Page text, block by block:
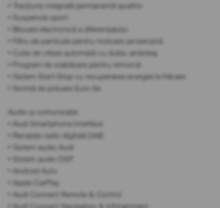
• Tracțiune integrală permanentă quattro
• Suspensie sport
• Blocare electronică a diferențialului
• Filtru de particule pentru motoare pe benzină
• Cutie de viteze automată cu dublu ambreiaj
• Program de stabilizare pentru remorcă
• Sistem Start-Stop cu recuperarea energiei la frânare
• Normă de poluare Euro 6e
Audio și comunicație:
• Audi Smartphone Interface
• Recepție radio digitală DAB
• Sistem audio Audi
• Sistem audio DSP
• Android Auto
• Apple CarPlay
• Audi Connect Remote & Control